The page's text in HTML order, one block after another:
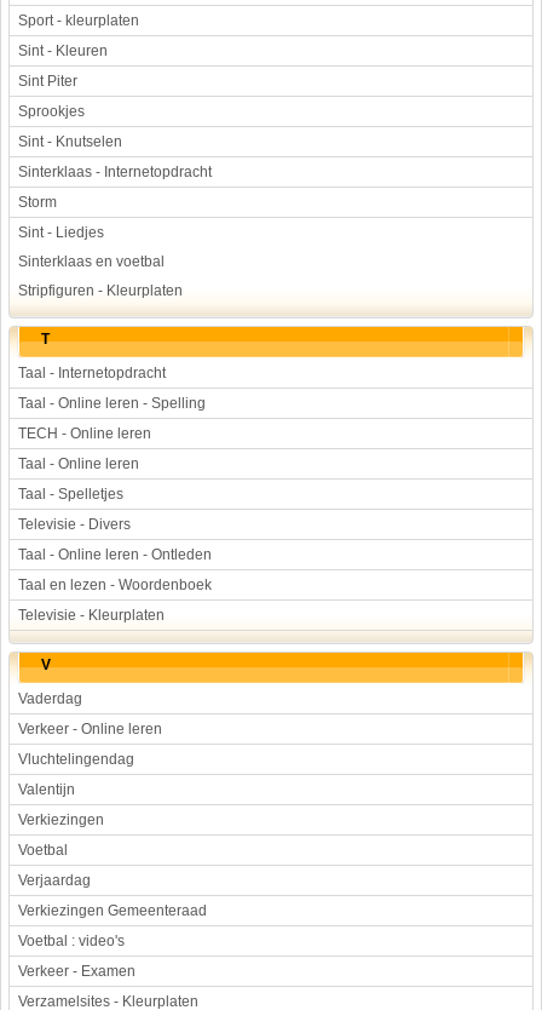
Sport - kleurplaten
Sint - Kleuren
Sint Piter
Sprookjes
Sint - Knutselen
Sinterklaas - Internetopdracht
Storm
Sint - Liedjes
Sinterklaas en voetbal
Stripfiguren - Kleurplaten
T
Taal - Internetopdracht
Taal - Online leren - Spelling
TECH - Online leren
Taal - Online leren
Taal - Spelletjes
Televisie - Divers
Taal - Online leren - Ontleden
Taal en lezen - Woordenboek
Televisie - Kleurplaten
V
Vaderdag
Verkeer - Online leren
Vluchtelingendag
Valentijn
Verkiezingen
Voetbal
Verjaardag
Verkiezingen Gemeenteraad
Voetbal : video's
Verkeer - Examen
Verzamelsites - Kleurplaten